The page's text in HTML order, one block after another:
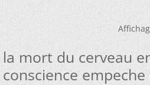
la mort du cerveau
conscience